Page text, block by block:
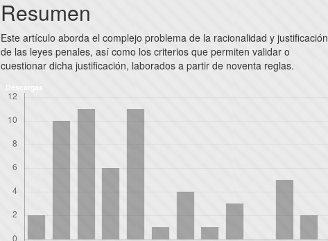
del
artículo
Resumen
Este artículo aborda el complejo problema de la racionalidad y justificación
de las leyes penales, así como los criterios que permiten validar o
cuestionar dicha justificación, laborados a partir de noventa reglas.
Descargas